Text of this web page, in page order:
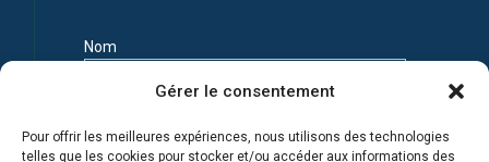
Gérer le consentement
Pour offrir les meilleures expériences, nous utilisons des technologies
telles que les cookies pour stocker et/ou accéder aux informations des
Nom